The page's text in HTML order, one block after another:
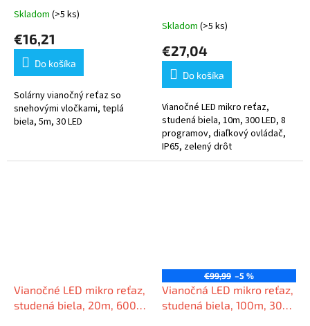
vločkami, studená biela,
5m, 30 LED
Priemerné
produktu
5,0
5
hviezdičiek.
Skladom (>5 ks)
€16,21
Do košíka
Solárny vianočný reťaz so
snehovými vločkami, teplá
biela, 5m, 30 LED
drôt, IP65
Skladom (>5 ks)
€27,04
Do košíka
Vianočné LED mikro reťaz,
studená biela, 10m, 300 LED, 8
programov, diaľkový ovládač,
IP65, zelený drôt
Vianočné LED mikro reťaz,
studená biela, 20m, 600
€99,99 –5 %
Vianočná LED mikro reťaz,
studená biela, 100m, 3000